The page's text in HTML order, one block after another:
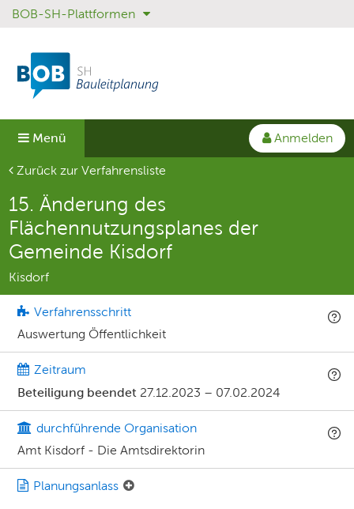
Sprungmenü
Direkt
Hauptnavigation
springen
Direkt
Inhalt
springen
BOB-SH-Plattformen
Menü
Anmelden
Aktuelle Seite
Zurück zur Verfahrensliste
15. Änderung des
Flächennutzungsplanes der
Gemeinde Kisdorf
Kisdorf
Verfahrensschritt
Auswertung Öffentlichkeit
Zeitraum
Beteiligung beendet 27.12.2023 – 07.02.2024
durchführende Organisation
Amt Kisdorf - Die Amtsdirektorin
Planungsanlass